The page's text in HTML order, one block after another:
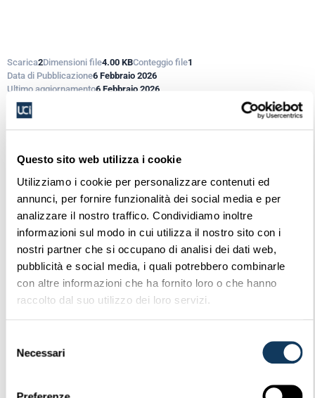
Questo sito web utilizza i cookie
Utilizziamo i cookie per personalizzare contenuti ed
annunci, per fornire funzionalità dei social media e per
analizzare il nostro traffico. Condividiamo inoltre
informazioni sul modo in cui utilizza il nostro sito con i
nostri partner che si occupano di analisi dei dati web,
pubblicità e social media, i quali potrebbero combinarle
con altre informazioni che ha fornito loro o che hanno
raccolto dal suo utilizzo dei loro servizi.
delNecessari
Scarica2Dimensioni file4.00 KBConteggio file1
Data di Pubblicazione6 Febbraio 2026
Ultimo aggiornamento6 Febbraio 2026
Login
DESCRIZIONE
Circolari